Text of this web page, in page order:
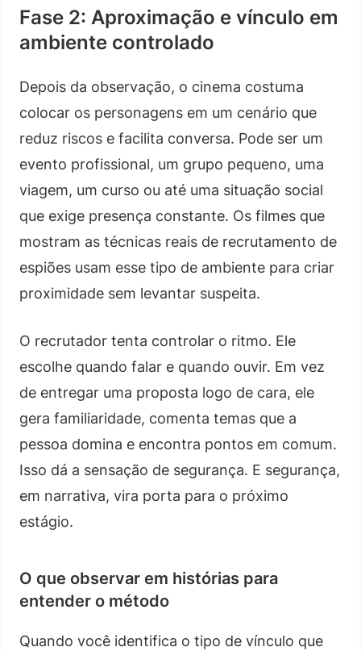
Fase 2: Aproximação e vínculo em
ambiente controlado
Depois da observação, o cinema costuma
colocar os personagens em um cenário que
reduz riscos e facilita conversa. Pode ser um
evento profissional, um grupo pequeno, uma
viagem, um curso ou até uma situação social
que exige presença constante. Os filmes que
mostram as técnicas reais de recrutamento de
espiões usam esse tipo de ambiente para criar
proximidade sem levantar suspeita.
O recrutador tenta controlar o ritmo. Ele
escolhe quando falar e quando ouvir. Em vez
de entregar uma proposta logo de cara, ele
gera familiaridade, comenta temas que a
pessoa domina e encontra pontos em comum.
Isso dá a sensação de segurança. E segurança,
em narrativa, vira porta para o próximo
estágio.
O que observar em histórias para
entender o método
Quando você identifica o tipo de vínculo que